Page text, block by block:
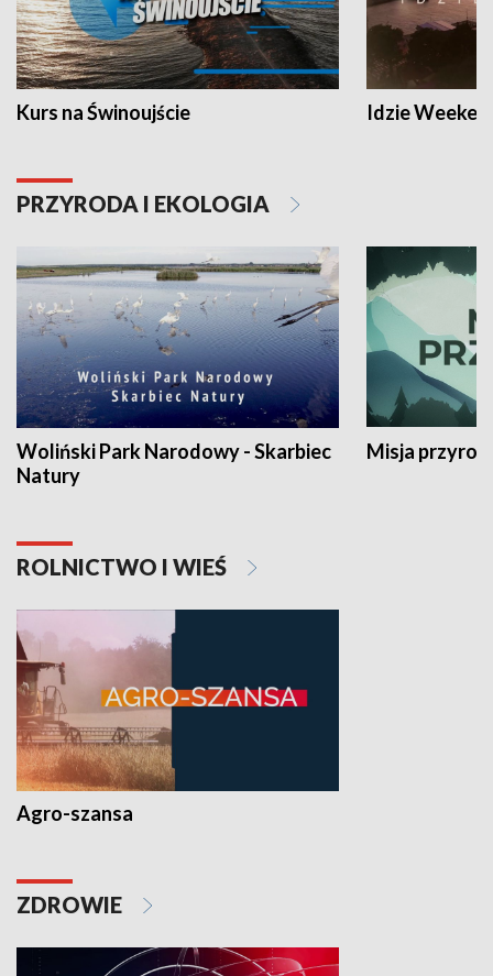
Kurs na Świnoujście Idzie
PRZYRODA I EKOLOGIA
Woliński Park Narodowy - Skarbiec
Natury
Misja
ROLNICTWO I WIEŚ
Agro-szansa
ZDROWIE